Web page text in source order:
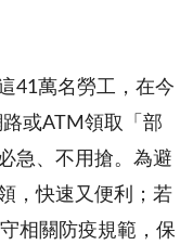
41萬名勞工，在今
路或ATM領取「部
急、不用搶。為避
，快速又便利；若
相關防疫規範，保